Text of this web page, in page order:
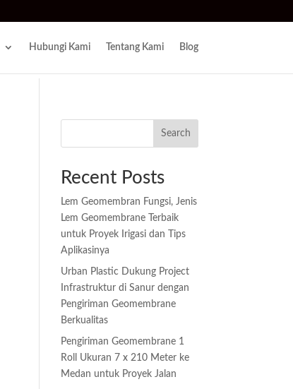
Hubungi Kami Tentang Kami Blog
Search
Recent Posts
Lem Geomembran Fungsi, Jenis
Lem Geomembrane Terbaik
untuk Proyek Irigasi dan Tips
Aplikasinya
Urban Plastic Dukung Project
Infrastruktur di Sanur dengan
Pengiriman Geomembrane
Berkualitas
Pengiriman Geomembrane 1
Roll Ukuran 7 x 210 Meter ke
Medan untuk Proyek Jalan